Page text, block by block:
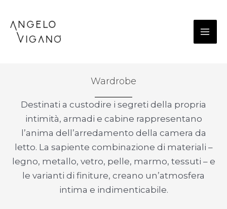
contenuto
Wardrobe
Destinati a custodire i segreti della propria
intimità, armadi e cabine rappresentano
l’anima dell’arredamento della camera da
letto. La sapiente combinazione di materiali –
legno, metallo, vetro, pelle, marmo, tessuti – e
le varianti di finiture, creano un’atmosfera
intima e indimenticabile.